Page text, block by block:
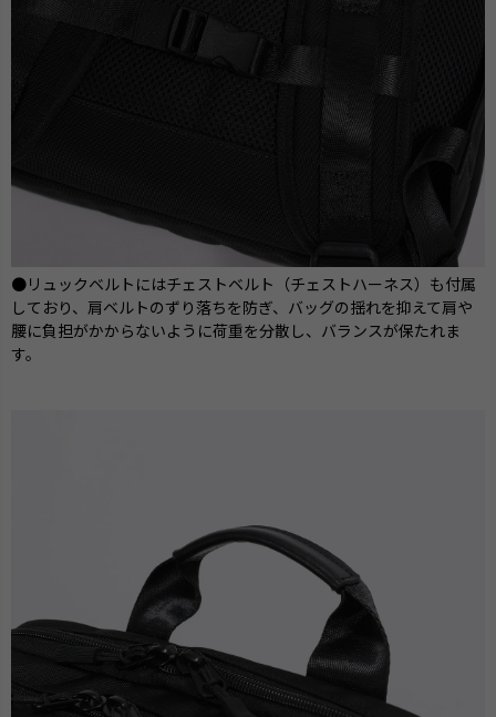
●リュックベルトにはチェストベルト（チェストハーネス）も付属
しており、肩ベルトのずり落ちを防ぎ、バッグの揺れを抑えて肩や
腰に負担がかからないように荷重を分散し、バランスが保たれま
す。